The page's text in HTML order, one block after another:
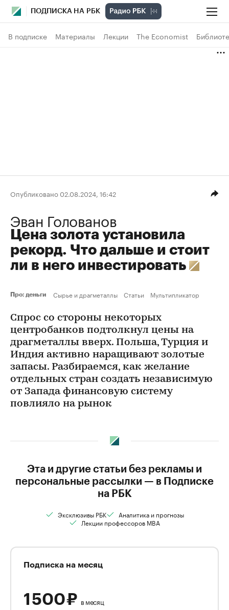
ПОДПИСКА НА РБК
В подписке Материалы Лекции The Economist
Опубликовано 02.08.2024, 16:42
Эван Голованов
Цена золота установила
рекорд. Что дальше и стоит
ли в него инвестировать
Про: деньги Сырье и драгметаллы Статьи Мультипликатор
Спрос со стороны некоторых
центробанков подтолкнул цены на
драгметаллы вверх. Польша, Турция и
Индия активно наращивают золотые
запасы. Разбираемся, как желание
отдельных стран создать независимую
от Запада финансовую систему
повлияло на рынок
Эта и другие статьи без рекламы и
персональные рассылки — в Подписке
на РБК
Эксклюзивы РБК
Аналитика и прогнозы
Лекции профессоров MBA
Подписка на месяц
1 500 ₽ в месяц